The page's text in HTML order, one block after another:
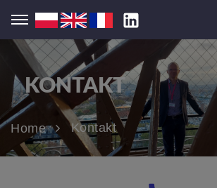
KONTAKT
Home Kontakt